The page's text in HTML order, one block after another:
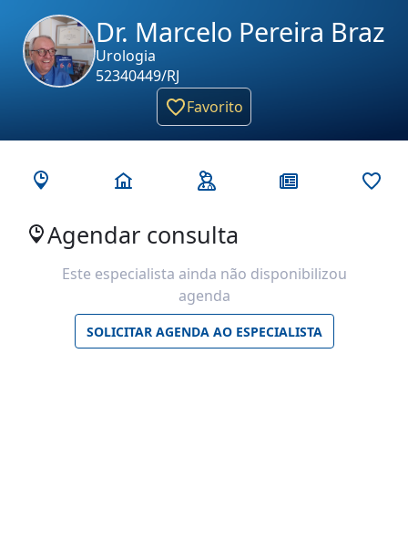
Dr. Marcelo Pereira Braz
Urologia
52340449/RJ
Favorito
Agendar consulta